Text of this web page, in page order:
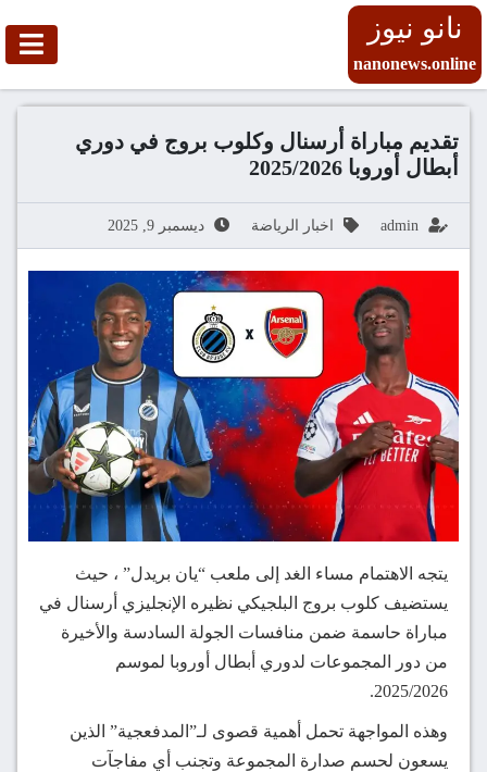
نانو نيوز
nanonews.online
تقديم مباراة أرسنال وكلوب بروج في دوري
أبطال أوروبا 2025/2026
admin اخبار الرياضة ديسمبر 9, 2025
يتجه الاهتمام مساء الغد إلى ملعب “يان بريدل” ، حيث
يستضيف كلوب بروج البلجيكي نظيره الإنجليزي أرسنال في
مباراة حاسمة ضمن منافسات الجولة السادسة والأخيرة
من دور المجموعات لدوري أبطال أوروبا لموسم
2025/2026.
وهذه المواجهة تحمل أهمية قصوى لـ”المدفعجية” الذين
يسعون لحسم صدارة المجموعة وتجنب أي مفاجآت